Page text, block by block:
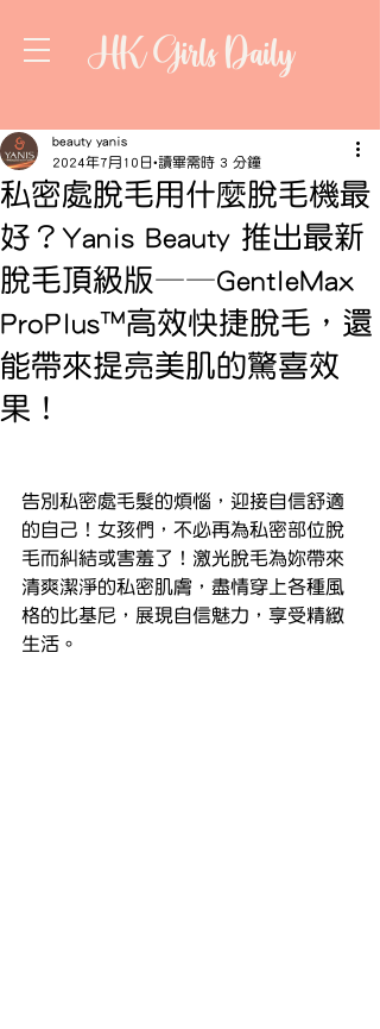
HK Girls Daily
私密處脫毛用什麼脫毛機最
好？Yanis Beauty 推出最新
脫毛頂級版——GentleMax
ProPlus™️高效快捷脫毛，還
能帶來提亮美肌的驚喜效
果！
beauty yanis
2024年7月10日 讀畢需時 3 分鐘
告別私密處毛髮的煩惱，迎接自信舒適
的自己！女孩們，不必再為私密部位脫
毛而糾結或害羞了！激光脫毛為妳帶來
清爽潔淨的私密肌膚，盡情穿上各種風
格的比基尼，展現自信魅力，享受精緻
生活。